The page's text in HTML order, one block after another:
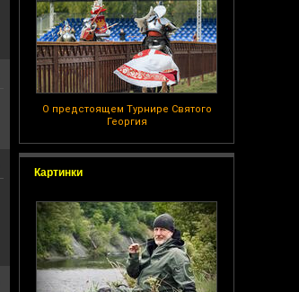
О предстоящем Турнире Святого
Георгия
Картинки